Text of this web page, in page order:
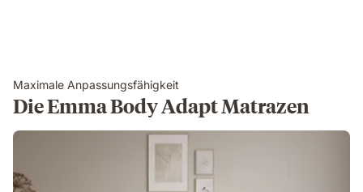
Maximale Anpassungsfähigkeit
Die Emma Body Adapt Matrazen